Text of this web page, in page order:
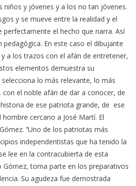
niños y jóvenes y a los no tan jóvenes.
y se mueve entre la realidad y el
perfectamente el hecho que narra. Así
En este caso el dibujante
a los trazos con el afán de entretener,
elementos demuestra su
lo más relevante, lo más
el noble afán de dar a conocer, de
de ese patriota grande, de ese
cercano a José Martí. El
’’Uno de los patriotas más
independentistas que ha tenido la
lee en la contracubierta de esta
Gómez, toma parte en los preparativos
Su agudeza fue demostrada